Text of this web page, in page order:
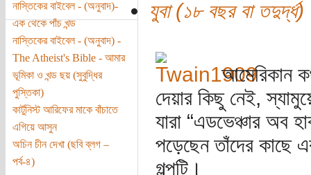
নাস্তিকের বাইবেল - (অনুবাদ)-
এক থেকে পাঁচ খন্ড
নাস্তিকের বাইবেল - (অনুবাদ) -
The Atheist's Bible - আমার
ভূমিকা ও খন্ড ছয় (সুবুদ্ধির
পুস্তিকা)
কার্টুনিস্ট আরিফের মাকে বাঁচাতে
এগিয়ে আসুন
অচিন চীন দেখা (ছবি ব্লগ –
পর্ব-৪)
যুবা (১৮ বছর বা তদুর্দ্ধ)
আমেরিকান
দেয়ার কিছু নেই,
যারা “এডভেঞ্চার অব
পড়েছেন তাঁদের কাছে
গল্পটি।